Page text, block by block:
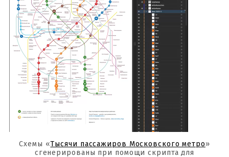
Схемы «Тысячи пассажиров Московского метро»
сгенерированы при помощи скрипта для